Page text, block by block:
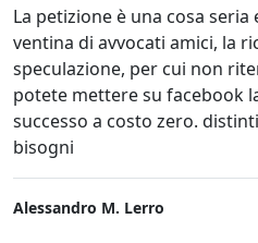
La petizione è una cosa
ventina di avvocati amici, la
speculazione, per cui non
potete mettere su facebook
successo a costo zero.
bisogni
Alessandro M. Lerro